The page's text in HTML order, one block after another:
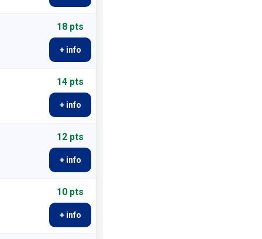
18 pts
+ info
14 pts
+ info
12 pts
+ info
10 pts
+ info